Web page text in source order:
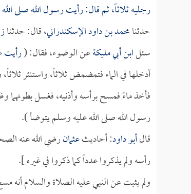
رجليه ثلاثاً، ثم قال: رأيت رسول الله صلى
حدثنامحمد بن داود الإسكندراني، قال: حدثنا
سئلابن أبي مليكةعن الوضوء، فقال: (رأيت
أدخلها في الماء فتمضمض ثلاثاً، واستنثر
فأخذ ماءً فمسح برأسه وأذنيه، فغسل
رسول الله صلى الله عليه وسلم يتوضأ ).
قالأبو داود: أحاديثعثمانرضي الله عنه
رأسه ولم يذكروا عدداً كما ذكروا في غيره ].
ولم يثبت عن النبي عليه الصلاة والسلام